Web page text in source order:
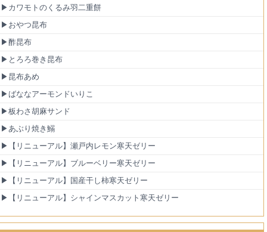
▶カワモトのくるみ羽二重餅
▶おやつ昆布
▶酢昆布
▶とろろ巻き昆布
▶昆布あめ
▶ばななアーモンドいりこ
▶板わさ胡麻サンド
▶あぶり焼き鰯
▶【リニューアル】瀬戸内レモン寒天ゼリー
▶【リニューアル】ブルーベリー寒天ゼリー
▶【リニューアル】国産干し柿寒天ゼリー
▶【リニューアル】シャインマスカット寒天ゼリー